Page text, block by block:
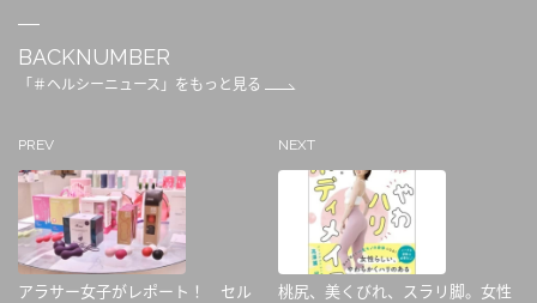
BACKNUMBER
「＃ヘルシーニュース」をもっと見る
PREV
アラサー女子がレポート！ セル
NEXT
桃尻、美くびれ、スラリ脚。女性